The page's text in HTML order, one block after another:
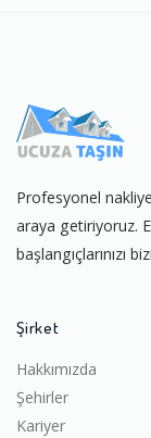
Profesyonel nakliye
araya getiriyoruz.
başlangıçlarınızı
Şirket
Hakkımızda
Şehirler
Kariyer